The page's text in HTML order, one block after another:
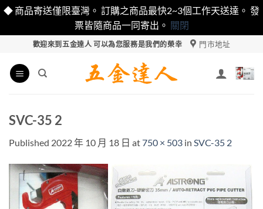
◆ 商品寄送僅限臺灣。 訂購之商品最快2~3個工作天送達。 發
票皆隨商品一同寄出。 關閉
content
歡迎來到五金達人 可以為您服務是我們的榮幸 門市地址
SVC-35 2
Published 2022 年 10 月 18 日 at750 × 503 in SVC-35 2